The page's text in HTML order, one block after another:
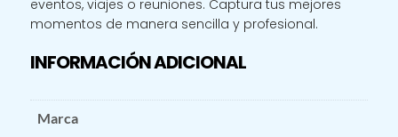
TRASERA
ANDROID
cantidad
eventos, viajes o reuniones. Captura tus mejores
momentos de manera sencilla y profesional.
INFORMACIÓN ADICIONAL
Marca